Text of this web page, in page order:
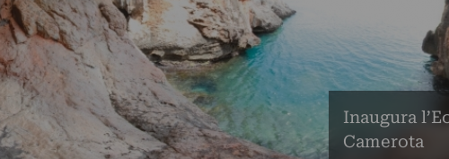
Inaugura
Camerota